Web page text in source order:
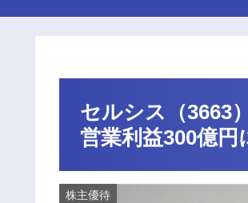
セルシス（3663
営業利益300億円
株主優待